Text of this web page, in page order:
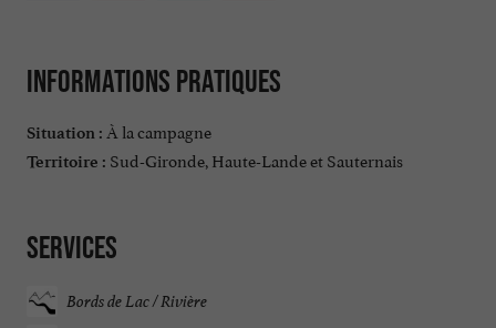
Informations pratiques
Situation : À la campagne
Territoire : Sud-Gironde, Haute-Lande et Sauternais
Services
Bords de Lac / Rivière